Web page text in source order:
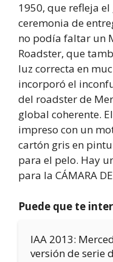
1950, que refleja
ceremonia de
no podía faltar un
Roadster, que
luz correcta en
incorporó el
del roadster de
global coherente.
impreso con un
cartón gris en
para el pelo. Hay
para la CÁMARA
Puede que te
IAA 2013:
versión de serie